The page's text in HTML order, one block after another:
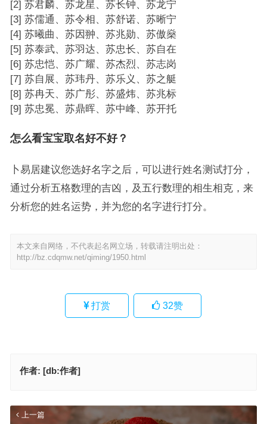
[2] 苏君麟、苏龙星、苏长钟、苏龙宁
[3] 苏儒通、苏令相、苏舒诺、苏晰宁
[4] 苏曦曲、苏因翀、苏兆勋、苏傲燊
[5] 苏泰武、苏羽达、苏忠长、苏自在
[6] 苏忠恺、苏广耀、苏杰烈、苏志岗
[7] 苏自展、苏玮丹、苏乐义、苏之艇
[8] 苏冉天、苏广彤、苏盛炜、苏兆标
[9] 苏忠冕、苏鼎晖、苏中峰、苏开托
怎么看宝宝取名好不好？
卜易居建议您选好名字之后，可以进行姓名测试打分，
通过分析五格数理的吉凶，及五行数理的相生相克，来
分析您的姓名运势，并为您的名字进行打分。
本文来自网络，不代表起名网立场，转载请注明出处：
http://bz.cdqmw.net/qiming/1950.html
打赏 32赞
作者: [db:作者]
上一篇